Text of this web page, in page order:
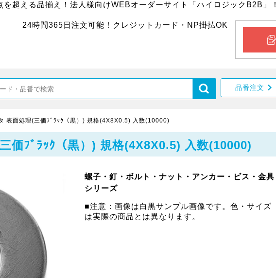
を超える品揃え！法人様向けWEBオーダーサイト「ハイロジックB2B」！
24時間365日注文可能！クレジットカード・NP掛払OK
品番注文
表面処理(三価ﾌﾞﾗｯｸ（黒）) 規格(4X8X0.5) 入数(10000)
価ﾌﾞﾗｯｸ（黒）) 規格(4X8X0.5) 入数(10000)
螺子・釘・ボルト・ナット・アンカー・ビス・金具
シリーズ
■注意：画像は白黒サンプル画像です。色・サイズ
は実際の商品とは異なります。